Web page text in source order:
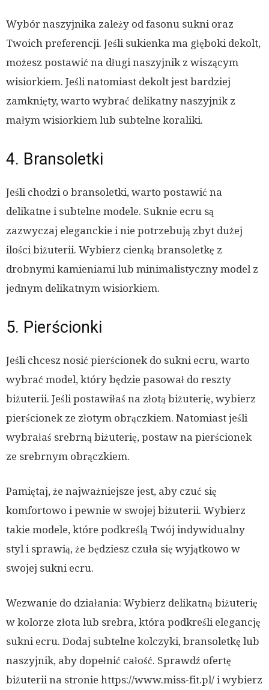
Wybór naszyjnika zależy od fasonu sukni oraz
Twoich preferencji. Jeśli sukienka ma głęboki dekolt,
możesz postawić na długi naszyjnik z wiszącym
wisiorkiem. Jeśli natomiast dekolt jest bardziej
zamknięty, warto wybrać delikatny naszyjnik z
małym wisiorkiem lub subtelne koraliki.
4. Bransoletki
Jeśli chodzi o bransoletki, warto postawić na
delikatne i subtelne modele. Suknie ecru są
zazwyczaj eleganckie i nie potrzebują zbyt dużej
ilości biżuterii. Wybierz cienką bransoletkę z
drobnymi kamieniami lub minimalistyczny model z
jednym delikatnym wisiorkiem.
5. Pierścionki
Jeśli chcesz nosić pierścionek do sukni ecru, warto
wybrać model, który będzie pasował do reszty
biżuterii. Jeśli postawiłaś na złotą biżuterię, wybierz
pierścionek ze złotym obrączkiem. Natomiast jeśli
wybrałaś srebrną biżuterię, postaw na pierścionek
ze srebrnym obrączkiem.
Pamiętaj, że najważniejsze jest, aby czuć się
komfortowo i pewnie w swojej biżuterii. Wybierz
takie modele, które podkreślą Twój indywidualny
styl i sprawią, że będziesz czuła się wyjątkowo w
swojej sukni ecru.
Wezwanie do działania: Wybierz delikatną biżuterię
w kolorze złota lub srebra, która podkreśli elegancję
sukni ecru. Dodaj subtelne kolczyki, bransoletkę lub
naszyjnik, aby dopełnić całość. Sprawdź ofertę
biżuterii na stronie https://www.miss-fit.pl/ i wybierz